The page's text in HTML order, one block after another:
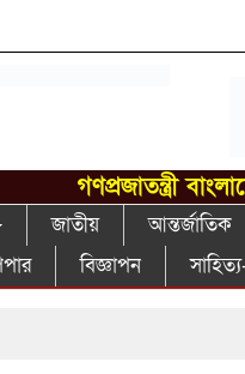
গণপ্রজাতন্ত্রী
জাতীয় আন্তর্জাতিক
বিজ্ঞাপন